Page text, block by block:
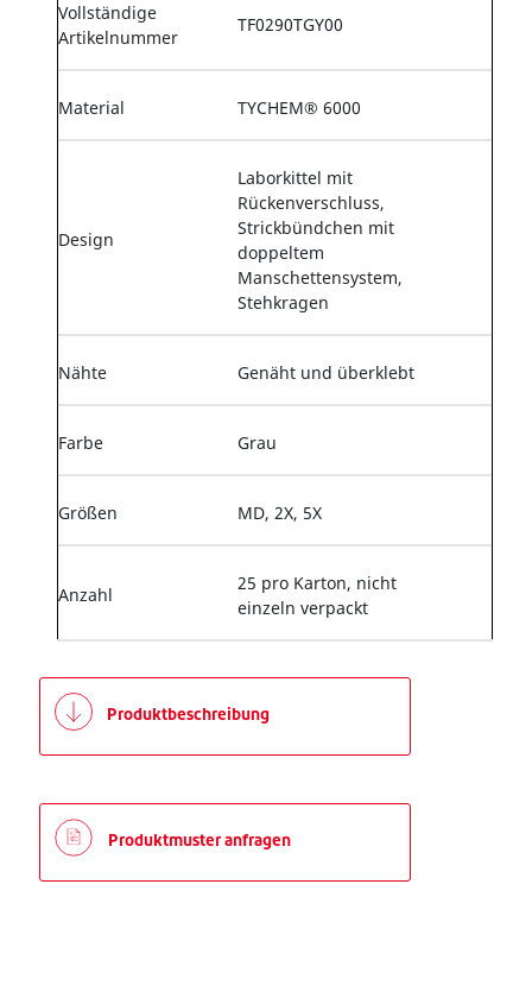
Vollständige
Artikelnummer
TF0290TGY00
Material TYCHEM® 6000
Design
Laborkittel mit
Rückenverschluss,
Strickbündchen mit
doppeltem
Manschettensystem,
Stehkragen
Nähte Genäht und überklebt
Farbe Grau
Größen MD, 2X, 5X
Anzahl
25 pro Karton, nicht
einzeln verpackt
Produktbeschreibung
Produktmuster anfragen